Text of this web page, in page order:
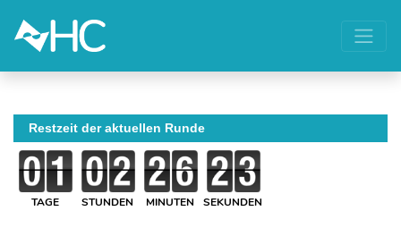
Restzeit der aktuellen Runde
TAGE STUNDEN MINUTEN SEKUNDEN